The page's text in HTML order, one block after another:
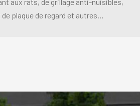
plaque de regard et autres…